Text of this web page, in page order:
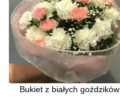
Bukiet z białych goździków